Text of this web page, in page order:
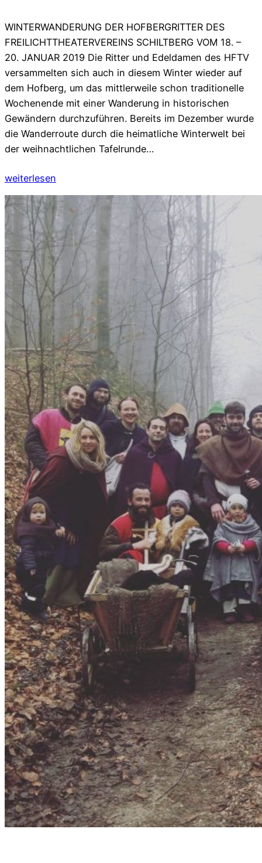
WINTERWANDERUNG DER HOFBERGRITTER DES
FREILICHTTHEATERVEREINS SCHILTBERG VOM 18. –
20. JANUAR 2019 Die Ritter und Edeldamen des HFTV
versammelten sich auch in diesem Winter wieder auf
dem Hofberg, um das mittlerweile schon traditionelle
Wochenende mit einer Wanderung in historischen
Gewändern durchzuführen. Bereits im Dezember wurde
die Wanderroute durch die heimatliche Winterwelt bei
der weihnachtlichen Tafelrunde…
weiterlesen